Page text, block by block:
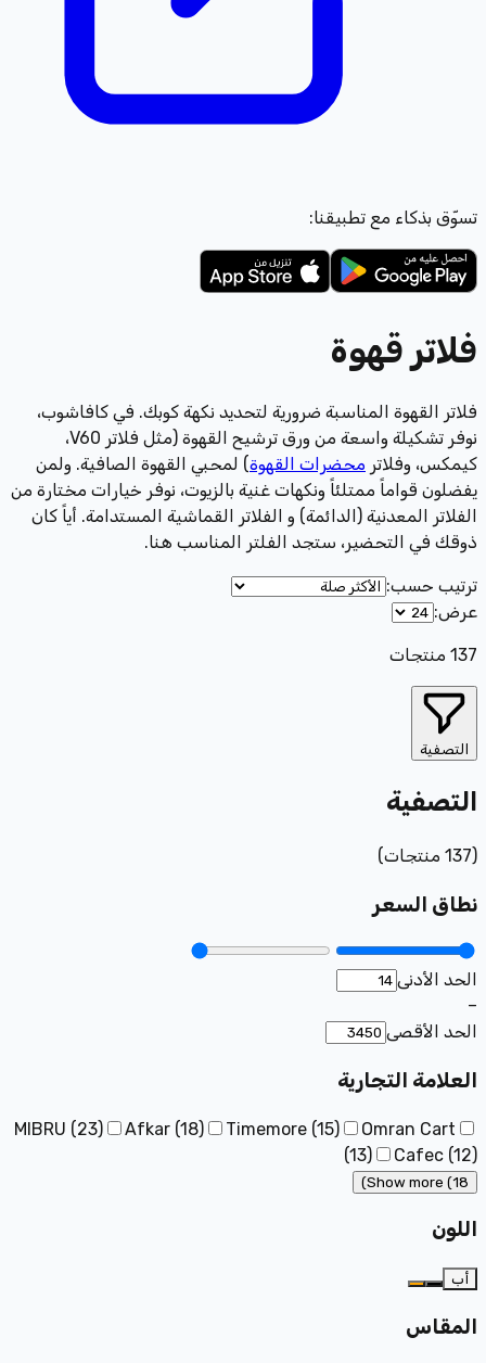
تسوّق بذكاء مع تطبيقنا:
فلاتر قهوة
فلاتر القهوة المناسبة ضرورية لتحديد نكهة كوبك. في كافاشوب،
نوفر تشكيلة واسعة من ورق ترشيح القهوة (مثل فلاتر V60،
كيمكس، وفلاتر محضرات القهوة) لمحبي القهوة الصافية. ولمن
يفضلون قواماً ممتلئاً ونكهات غنية بالزيوت، نوفر خيارات مختارة من
الفلاتر المعدنية (الدائمة) و الفلاتر القماشية المستدامة. أياً كان
ذوقك في التحضير، ستجد الفلتر المناسب هنا.
ترتيب حسب:
عرض:
137 منتجات
التصفية
التصفية
(
137 منتجات)
نطاق السعر
الحد الأدنى
–
الحد الأقصى
العلامة التجارية
MIBRU (23) Afkar (18) Timemore (15)
Omran Cart
(13) Cafec (12)
Show more (18)
اللون
أب
المقاس